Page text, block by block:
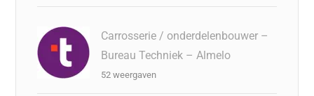
Carrosserie / onderdelenbouwer –
Bureau Techniek – Almelo
52 weergaven